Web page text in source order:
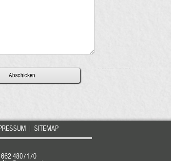
SITEMAP
662 4807170